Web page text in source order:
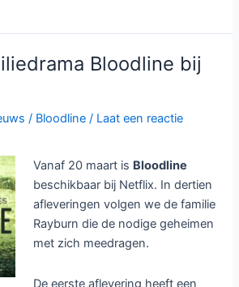
Bloodline bij
/ Bloodline / Laat een reactie
Vanaf 20 maart is Bloodline
beschikbaar bij Netflix. In dertien
afleveringen volgen we de familie
Rayburn die de nodige geheimen
met zich meedragen.
De eerste aflevering heeft een